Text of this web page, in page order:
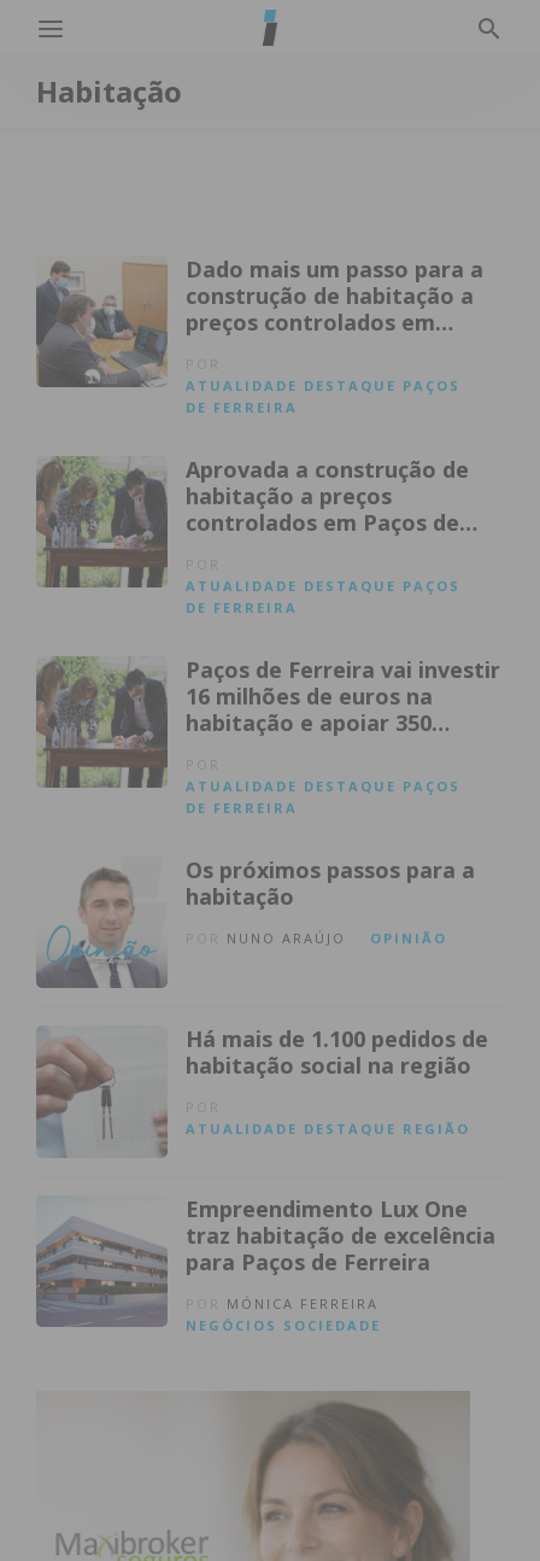
Habitação
Dado mais um passo para a
construção de habitação a
preços controlados em
ATUALIDADE DESTAQUE PAÇOS
DE FERREIRA
Aprovada a construção de
habitação a preços
controlados em Paços de
ATUALIDADE DESTAQUE PAÇOS
DE FERREIRA
Paços de Ferreira vai investir
16 milhões de euros na
habitação e apoiar 350
ATUALIDADE DESTAQUE PAÇOS
DE FERREIRA
Os próximos passos para a
habitação
NUNO ARAÚJO OPINIÃO
Há mais de 1.100 pedidos de
habitação social na região
ATUALIDADE DESTAQUE REGIÃO
Empreendimento Lux One
traz habitação de excelência
para Paços de Ferreira
MÓNICA FERREIRA
NEGÓCIOS SOCIEDADE